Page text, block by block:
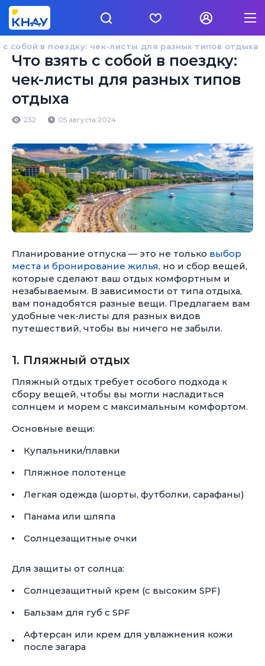
с собой в поездку: чек-листы для разных типов отдыха
Что взять с собой в поездку:
чек-листы для разных типов
отдыха
232 05 августа 2024
Планирование отпуска — это не только выбор
места и бронирование жилья, но и сбор вещей,
которые сделают ваш отдых комфортным и
незабываемым. В зависимости от типа отдыха,
вам понадобятся разные вещи. Предлагаем вам
удобные чек-листы для разных видов
путешествий, чтобы вы ничего не забыли.
1. Пляжный отдых
Пляжный отдых требует особого подхода к
сбору вещей, чтобы вы могли насладиться
солнцем и морем с максимальным комфортом.
Основные вещи:
Купальники/плавки
Пляжное полотенце
Легкая одежда (шорты, футболки, сарафаны)
Панама или шляпа
Солнцезащитные очки
Для защиты от солнца:
Солнцезащитный крем (с высоким SPF)
Бальзам для губ с SPF
Афтерсан или крем для увлажнения кожи
после загара